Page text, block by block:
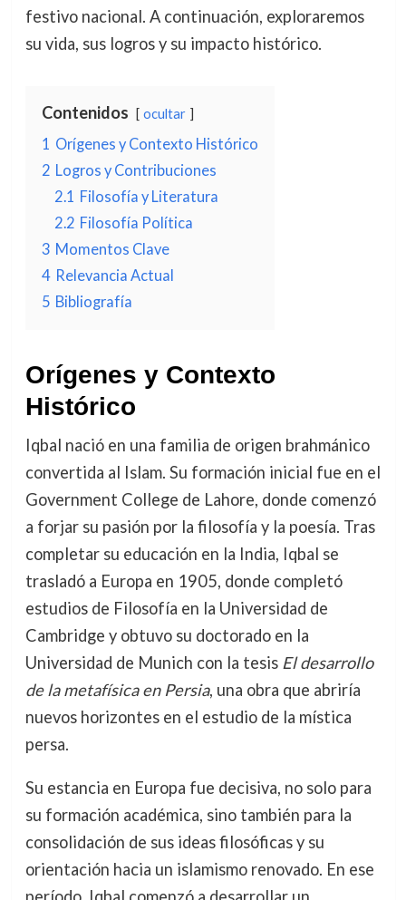
festivo nacional. A continuación, exploraremos
su vida, sus logros y su impacto histórico.
Contenidos ocultar
1 Orígenes y Contexto Histórico
2 Logros y Contribuciones
2.1 Filosofía y Literatura
2.2 Filosofía Política
3 Momentos Clave
4 Relevancia Actual
5 Bibliografía
Orígenes y Contexto
Histórico
Iqbal nació en una familia de origen brahmánico
convertida al Islam. Su formación inicial fue en el
Government College de Lahore, donde comenzó
a forjar su pasión por la filosofía y la poesía. Tras
completar su educación en la India, Iqbal se
trasladó a Europa en 1905, donde completó
estudios de Filosofía en la Universidad de
Cambridge y obtuvo su doctorado en la
Universidad de Munich con la tesis El desarrollo
de la metafísica en Persia, una obra que abriría
nuevos horizontes en el estudio de la mística
persa.
Su estancia en Europa fue decisiva, no solo para
su formación académica, sino también para la
consolidación de sus ideas filosóficas y su
orientación hacia un islamismo renovado. En ese